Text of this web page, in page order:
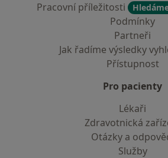
Pracovní příležitosti
Podmínky
Partneři
Jak řadíme výsledky
Přístupnost
Pro pacienty
Lékaři
Zdravotnická
Otázky a
Služby